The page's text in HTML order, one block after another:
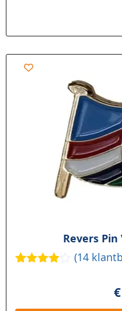
Revers
(14
€